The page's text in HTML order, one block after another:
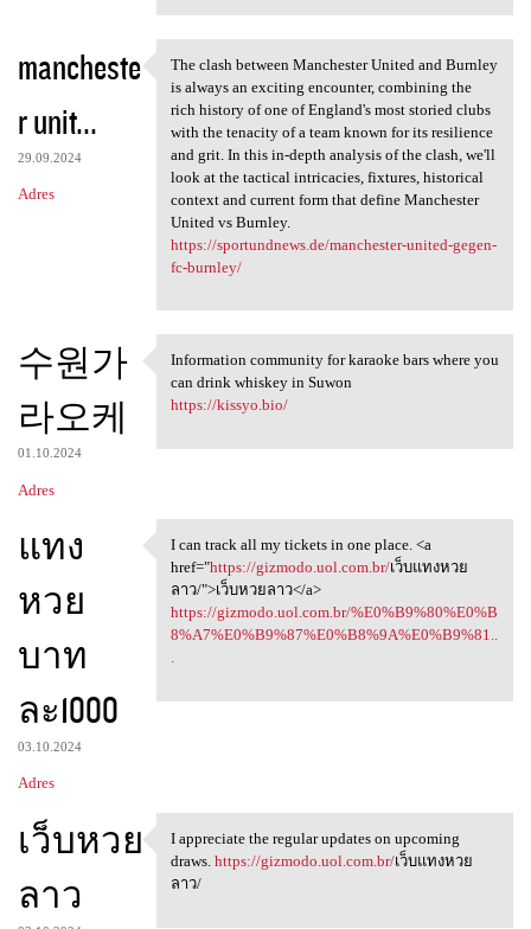
mancheste
r unit...
29.09.2024
Adres
The clash between Manchester
The clash between Manchester United and Burnley
is always an exciting encounter, combining the
rich history of one of England's most storied clubs
with the tenacity of a team known for its resilience
and grit. In this in-depth analysis of the clash, we'll
look at the tactical intricacies, fixtures, historical
context and current form that define Manchester
United vs Burnley.
https://sportundnews.de/manchester-united-gegen-
fc-burnley/
수원가
라오케
01.10.2024
Adres
Information community for
Information community for karaoke bars where you
can drink whiskey in Suwon
https://kissyo.bio/
แทง
หวย
บาท
ละ1000
03.10.2024
Adres
I can track all my tickets in
I can track all my tickets in one place. <a
href="https://gizmodo.uol.com.br/เว็บแทงหวย
ลาว/">เว็บหวยลาว</a>
https://gizmodo.uol.com.br/%E0%B9%80%E0%B
8%A7%E0%B9%87%E0%B8%9A%E0%B9%81..
.
เว็บหวย
ลาว
I appreciate the regular
I appreciate the regular updates on upcoming
draws. https://gizmodo.uol.com.br/เว็บแทงหวย
ลาว/